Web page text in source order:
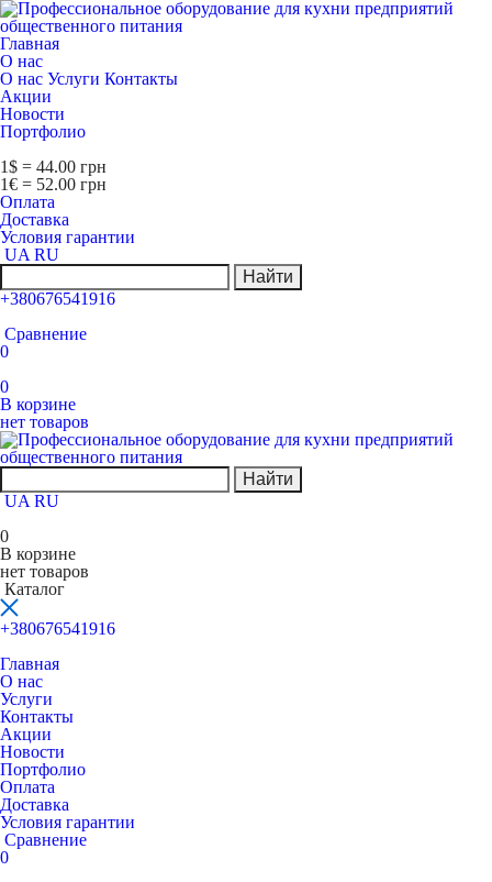
Главная
О нас
О нас Услуги Контакты
Акции
Новости
Портфолио
1$ = 44.00 грн
1€ = 52.00 грн
Оплата
Доставка
Условия гарантии
UA RU
Найти
+380676541916
Сравнение
0
0
В корзине
нет товаров
Найти
UA RU
0
В корзине
нет товаров
Каталог
+380676541916
Главная
О нас
Услуги
Контакты
Акции
Новости
Портфолио
Оплата
Доставка
Условия гарантии
Сравнение
0